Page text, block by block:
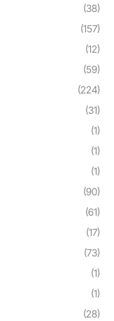
(38)
(157)
(12)
(59)
(224)
(31)
(1)
(1)
(1)
(90)
(61)
(17)
(73)
(1)
(1)
(28)